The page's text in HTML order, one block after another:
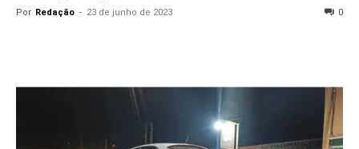
Por Redação - 23 de junho de 2023 0